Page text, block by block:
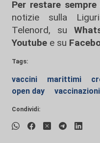
Per restare
notizie sulla
Telenord, su
Youtube e su
Tags:
vaccini marittimi
open day
vaccinazioni
Condividi: